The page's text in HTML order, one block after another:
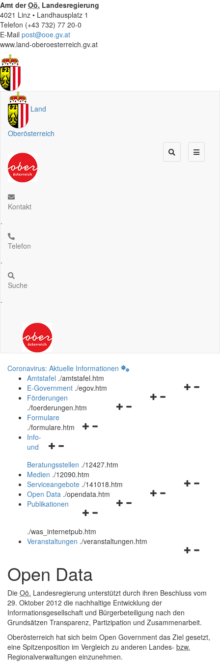
Amt derOö. Landesregierung
4021 Linz • Landhausplatz 1
Telefon (+43 732) 77 20-0
E-Mail post@ooe.gv.at
www.land-oberoesterreich.gv.at
Land
Oberösterreich
Kontakt
.
Telefon
.
Suche
.
Coronavirus: Aktuelle Informationen
Amtstafel ./amtstafel.htm
Navigationsmenü
E-Government ./egov.htm
Navigationsmenü
Förderungen
./foerderungen.htm
Navigationsmenü
Formulare
./formulare.htm
Navigationsmenü
und
schließen
Info-
und
Beratungsstellen ./12427.htm
Medien ./12090.htm
Navigationsmenü
Serviceangebote ./141018.htm
Navigationsmenü
Open Data ./opendata.htm
Navigationsmenü
und
schließen
Publikationen
./was_internetpub.htm
Veranstaltungen ./veranstaltungen.htm
Open Data
Die Oö. Landesregierung unterstützt durch ihren Beschluss vom
29. Oktober 2012 die nachhaltige Entwicklung der
Informationsgesellschaft und Bürgerbeteiligung nach den
Grundsätzen Transparenz, Partizipation und Zusammenarbeit.
Oberösterreich hat sich beim Open Government das Ziel gesetzt,
eine Spitzenposition im Vergleich zu anderen Landes- bzw.
Regionalverwaltungen einzunehmen.